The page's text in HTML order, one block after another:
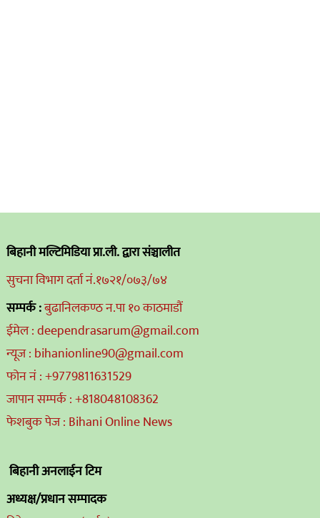
बिहानी मल्टिमिडिया प्रा.ली. द्वारा संञ्चालीत
सुचना विभाग दर्ता नं.१७२१/०७३/७४
सम्पर्क :बुढानिलकण्ठ न.पा १० काठमाडौं
ईमेल : deependrasarum@gmail.com
न्यूज : bihanionline90@gmail.com
फोन नं : +9779811631529
जापान सम्पर्क : +818048108362
फेशबुक पेज : Bihani Online News
बिहानी अनलाईन टिम
अध्यक्ष/प्रधान सम्पादक